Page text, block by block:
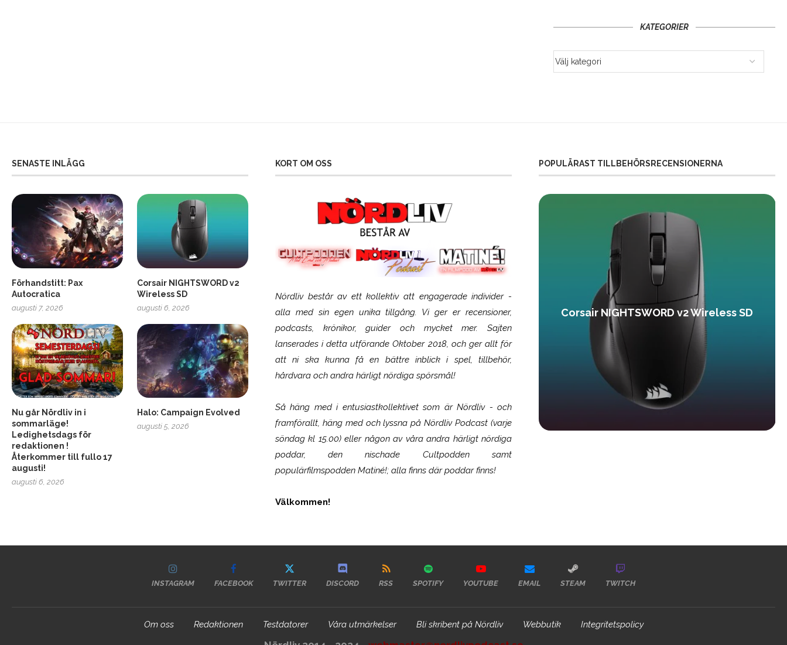
KATEGORIER
SENASTE INLÄGG
Förhandstitt: Pax
Autocratica
augusti 7, 2026
Corsair NIGHTSWORD v2
Wireless SD
augusti 6, 2026
Nu går Nördliv in i
sommarläge!
Ledighetsdags för
redaktionen !
Återkommer till fullo 17
augusti!
augusti 6, 2026
Halo: Campaign Evolved
augusti 5, 2026
KORT OM OSS
Nördliv består av ett kollektiv att engagerade individer -
alla med sin egen unika tillgång. Vi ger er recensioner,
podcasts, krönikor, guider och mycket mer. Sajten
lanserades i detta utförande Oktober 2018, och ger allt för
att ni ska kunna få en bättre inblick i spel, tillbehör,
hårdvara och andra härligt nördiga spörsmål!
Så häng med i entusiastkollektivet som ärNördliv- och
framförallt, häng med och lyssna på Nördliv Podcast (varje
söndag kl 15.00) eller någon av våra andra härligt nördiga
poddar, den nischade Cultpodden samt
populärfilmspodden Matiné!; alla finns där poddar finns!
Välkommen!
POPULÄRAST TILLBEHÖRSRECENSIONERNA
Soundcore Liberty 5 Pro SCUF Gaming Omega Corsair NIGHTSWORD v2 Wireless SD
INSTAGRAM FACEBOOK TWITTER DISCORD RSS SPOTIFY YOUTUBE EMAIL STEAM TWITCH
Om oss Redaktionen Testdatorer Våra utmärkelser Bli skribent på Nördliv Webbutik Integritetspolicy